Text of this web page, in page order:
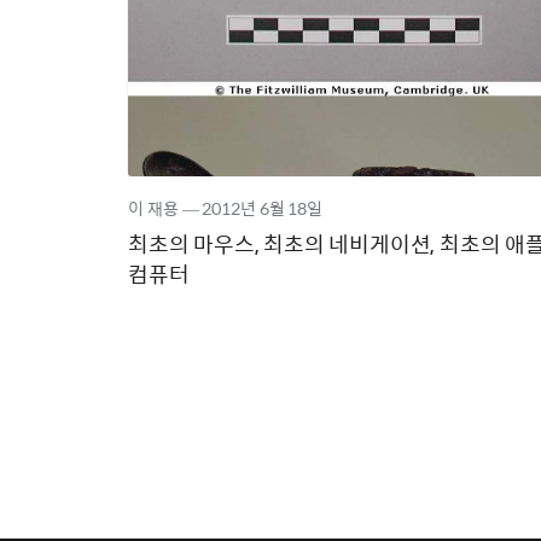
최초의 마우스, 최초의 네비게이션, 최초의 애
컴퓨터
이 재용―2012년 6월 18일